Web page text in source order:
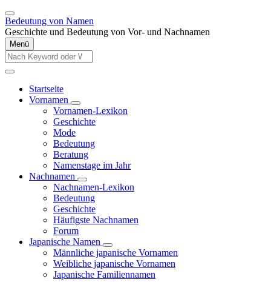
Direkt
zum
Inhalt
Bedeutung von Namen
Geschichte und Bedeutung von Vor- und Nachnamen
Menü
Diese
Website
Diese
Website
durchsuchen
Main
navigation
Startseite
Vornamen
Unternavigation
von
Vornamen
Vornamen-Lexikon
Geschichte
Mode
Bedeutung
Beratung
Namenstage im Jahr
Nachnamen
Unternavigation
von
Nachnamen
Nachnamen-Lexikon
Bedeutung
Geschichte
Häufigste Nachnamen
Forum
Japanische Namen
Unternavigation
von
Japanische
Namen
Männliche japanische Vornamen
Weibliche japanische Vornamen
Japanische Familiennamen